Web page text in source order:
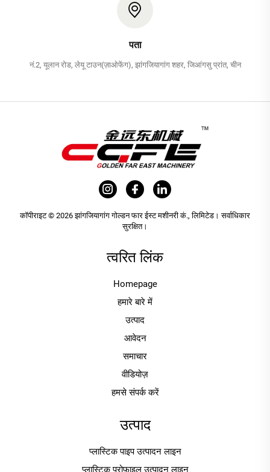
पता
नं.2, यूलान रोड, लेयू टाउन(ज़ाओफेंग), झांगजियागांग शहर, जिआंगसु प्रांत, चीन
कॉपीराइट © 2026 झांगजियागांग गोल्डन फार ईस्ट मशीनरी कं., लिमिटेड। सर्वाधिकार
सुरक्षित।
त्वरित लिंक
Homepage
हमारे बारे में
उत्पाद
आवेदन
समाचार
वीडियोज़
हमसे संपर्क करें
उत्पाद
प्लास्टिक पाइप उत्पादन लाइन
प्लास्टिक प्रोफाइल उत्पादन लाइन